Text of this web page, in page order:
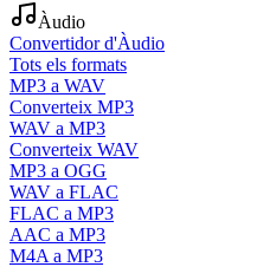
Àudio
Convertidor d'Àudio
Tots els formats
MP3 a WAV
Converteix MP3
WAV a MP3
Converteix WAV
MP3 a OGG
WAV a FLAC
FLAC a MP3
AAC a MP3
M4A a MP3